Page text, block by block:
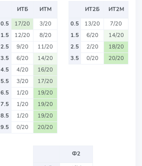
ИТБ
ИТМ
0.5
17/20
3/20
1.5
12/20
8/20
2.5
9/20
11/20
3.5
6/20
14/20
4.5
4/20
16/20
5.5
3/20
17/20
6.5
1/20
19/20
7.5
1/20
19/20
8.5
1/20
19/20
9.5
0/20 20/20
ИТ2Б
ИТ2М
0.5
13/20
7/20
1.5
6/20
14/20
2.5
2/20
18/20
3.5
0/20 20/20
Ф2